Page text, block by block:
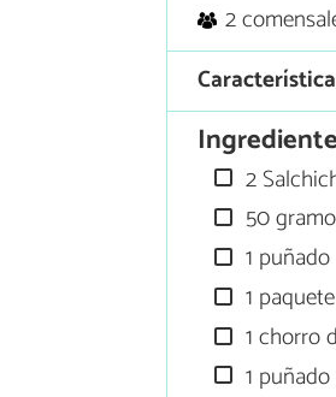
2
2
50
1
1
1 chorro
1